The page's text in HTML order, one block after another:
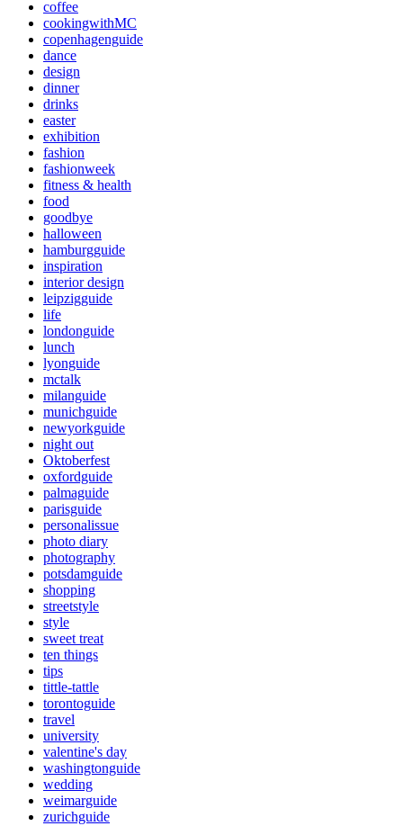
coffee
cookingwithMC
copenhagenguide
dance
design
dinner
drinks
easter
exhibition
fashion
fashionweek
fitness & health
food
goodbye
halloween
hamburgguide
inspiration
interior design
leipzigguide
life
londonguide
lunch
lyonguide
mctalk
milanguide
munichguide
newyorkguide
night out
Oktoberfest
oxfordguide
palmaguide
parisguide
personalissue
photo diary
photography
potsdamguide
shopping
streetstyle
style
sweet treat
ten things
tips
tittle-tattle
torontoguide
travel
university
valentine's day
washingtonguide
wedding
weimarguide
zurichguide